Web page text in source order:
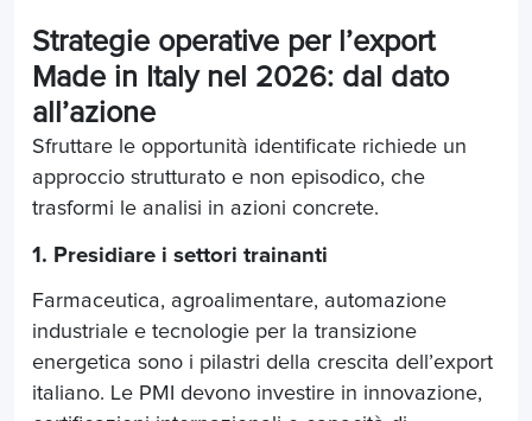
Strategie operative per l’export
Made in Italy nel 2026: dal dato
all’azione
Sfruttare le opportunità identificate richiede un
approccio strutturato e non episodico, che
trasformi le analisi in azioni concrete.
1. Presidiare i settori trainanti
Farmaceutica, agroalimentare, automazione
industriale e tecnologie per la transizione
energetica sono i pilastri della crescita dell’export
italiano. Le PMI devono investire in innovazione,